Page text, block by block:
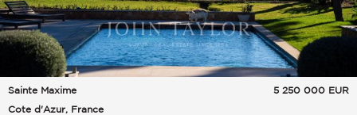
Sainte Maxime
Cote d'Azur, France
5 250 000 EUR